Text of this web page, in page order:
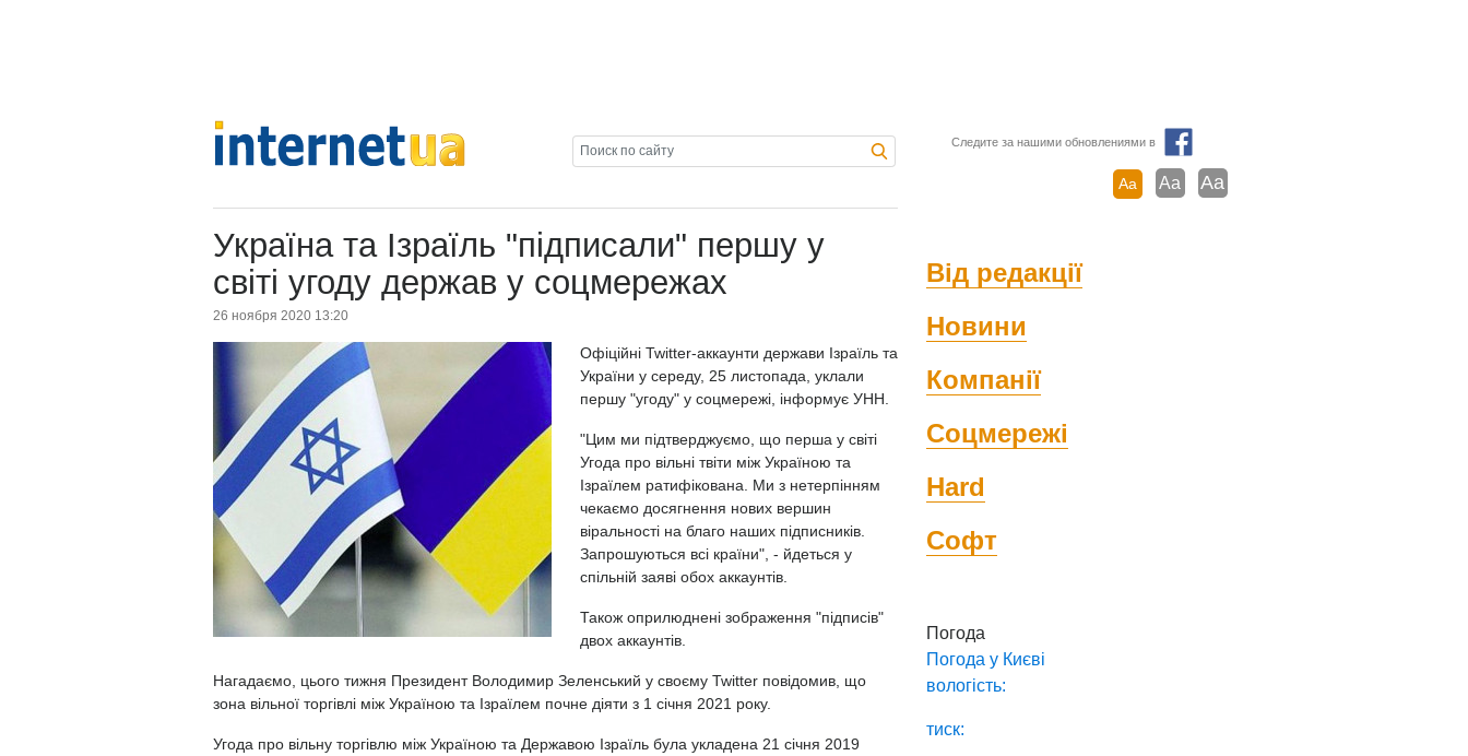
Следите за нашими обновлениями в
Aa Aa Aa
Україна та Ізраїль "підписали" першу у
світі угоду держав у соцмережах
26 ноября 2020 13:20
Офіційні Twitter-аккаунти держави Ізраїль та
України у середу, 25 листопада, уклали
першу "угоду" у соцмережі, інформує УНН.
"Цим ми підтверджуємо, що перша у світі
Угода про вільні твіти між Україною та
Ізраїлем ратифікована. Ми з нетерпінням
чекаємо досягнення нових вершин
віральності на благо наших підписників.
Запрошуються всі країни", - йдеться у
спільній заяві обох аккаунтів.
Також оприлюднені зображення "підписів"
двох аккаунтів.
Нагадаємо, цього тижня Президент Володимир Зеленський у своєму Twitter повідомив, що
зона вільної торгівлі між Україною та Ізраїлем почне діяти з 1 січня 2021 року.
Угода про вільну торгівлю між Україною та Державою Ізраїль була укладена 21 січня 2019
Від редакції
Новини
Компанії
Соцмережі
Hard
Софт
Погода
Погода у Києві
вологість:
тиск: